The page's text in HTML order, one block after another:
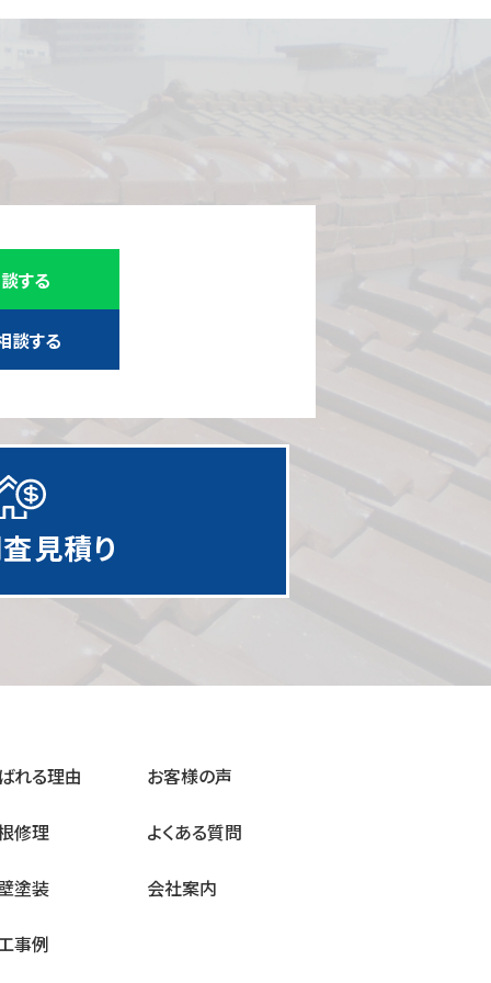
する
談する
見積り
れる理由
修理
塗装
事例
お客様の声
よくある質問
会社案内